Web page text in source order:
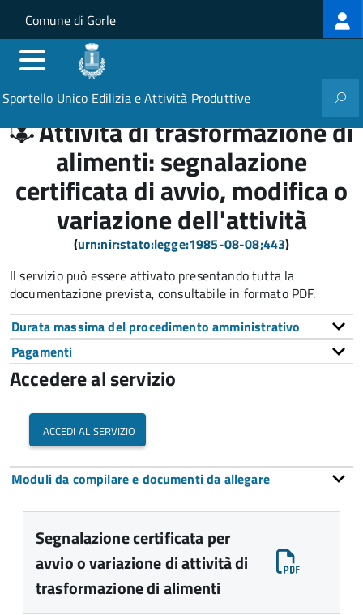
Salta al contenuto principale
Skip to site navigation
Comune di Gorle
Sportello Unico Edilizia e Attività Produttive
Attività di trasformazione di
alimenti: segnalazione
certificata di avvio, modifica o
variazione dell'attività
(urn:nir:stato:legge:1985-08-08;443)
Il servizio può essere attivato presentando tutta la
documentazione prevista, consultabile in formato PDF.
Durata massima del procedimento amministrativo
Pagamenti
Accedere al servizio
accedi al servizio
Moduli da compilare e documenti da allegare
Segnalazione certificata per
avvio o variazione di attività di
trasformazione di alimenti